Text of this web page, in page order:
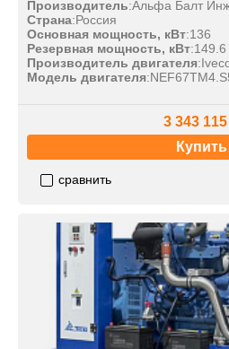
Производитель:Альфа Балт
Страна:Россия
Основная мощность, кВт:136
Резервная мощность, кВт:149.6
Производитель двигателя:
Модель двигателя:
3 343
Купить
сравнить